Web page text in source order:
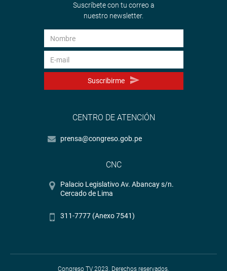
Suscríbete con tu correo a
nuestro newsletter.
Suscribirme
CENTRO DE ATENCIÓN
prensa@congreso.gob.pe
CNC
Palacio Legislativo Av. Abancay s/n.
Cercado de Lima
311-7777 (Anexo 7541)
Congreso TV 2023. Derechos reservados.